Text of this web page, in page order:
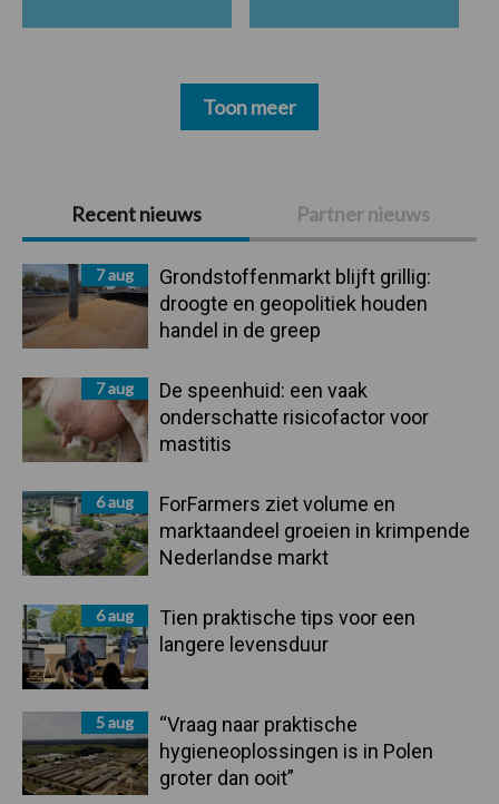
Primaire
Sidebar
Recent nieuws Partner nieuws
7 aug
Grondstoffenmarkt blijft grillig:
droogte en geopolitiek houden
handel in de greep
7 aug
De speenhuid: een vaak
onderschatte risicofactor voor
mastitis
6 aug
ForFarmers ziet volume en
marktaandeel groeien in krimpende
Nederlandse markt
6 aug
Tien praktische tips voor een
langere levensduur
5 aug
“Vraag naar praktische
hygieneoplossingen is in Polen
groter dan ooit”
Toon meer